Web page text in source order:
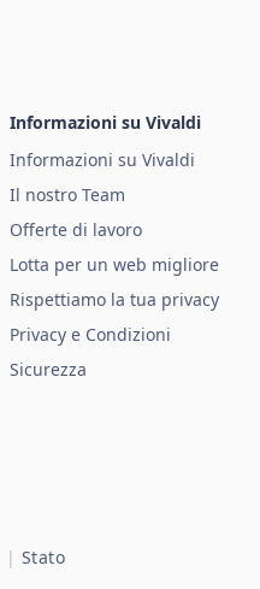
Informazioni su Vivaldi
Informazioni su Vivaldi
Il nostro Team
Offerte di lavoro
Lotta per un web migliore
Rispettiamo la tua privacy
Privacy e Condizioni
Sicurezza
| Stato